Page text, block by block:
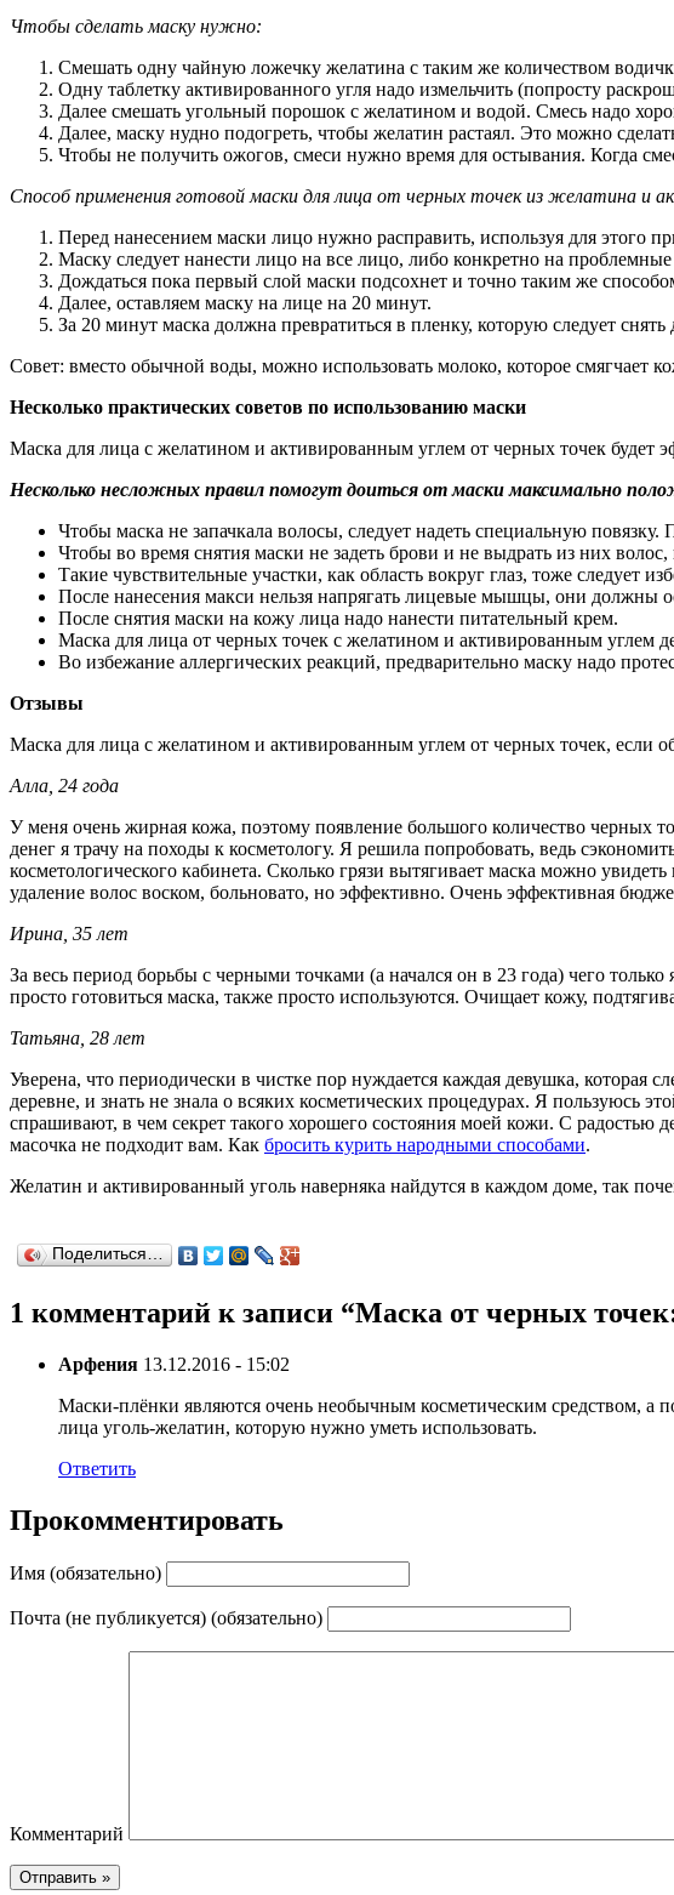
Чтобы сделать маску нужно:
Смешать одну чайную ложечку желатина с таким же количеством
Одну таблетку активированного угля надо измельчить (попросту
Далее смешать угольный порошок с желатином и водой. Смесь надо
Далее, маску нудно подогреть, чтобы желатин растаял. Это можно
Чтобы не получить ожогов, смеси нужно время для остывания. Когда
Способ применения готовой маски для лица от черных точек из желатина и
Перед нанесением маски лицо нужно расправить, используя для этого
Маску следует нанести лицо на все лицо, либо конкретно на
Дождаться пока первый слой маски подсохнет и точно таким же
Далее, оставляем маску на лице на 20 минут.
За 20 минут маска должна превратиться в пленку, которую следует
Совет: вместо обычной воды, можно использовать молоко, которое смягчает
Несколько практических советов по использованию маски
Маска для лица с желатином и активированным углем от черных точек будет
Несколько несложных правил помогут доиться от маски максимально
Чтобы маска не запачкала волосы, следует надеть специальную
Чтобы во время снятия маски не задеть брови и не выдрать из них волос,
Такие чувствительные участки, как область вокруг глаз, тоже следует
После нанесения макси нельзя напрягать лицевые мышцы, они должны
После снятия маски на кожу лица надо нанести питательный крем.
Маска для лица от черных точек с желатином и активированным углем
Во избежание аллергических реакций, предварительно маску надо
Отзывы
Маска для лица с желатином и активированным углем от черных точек, если
Алла, 24 года
У меня очень жирная кожа, поэтому появление большого количество черных
денег я трачу на походы к косметологу. Я решила попробовать, ведь
косметологического кабинета. Сколько грязи вытягивает маска можно
удаление волос воском, больновато, но эффективно. Очень эффективная
Ирина, 35 лет
За весь период борьбы с черными точками (а начался он в 23 года) чего
просто готовиться маска, также просто используются. Очищает кожу,
Татьяна, 28 лет
Уверена, что периодически в чистке пор нуждается каждая девушка, которая
деревне, и знать не знала о всяких косметических процедурах. Я пользуюсь
спрашивают, в чем секрет такого хорошего состояния моей кожи. С
масочка не подходит вам. Как бросить курить народными способами.
Желатин и активированный уголь наверняка найдутся в каждом доме, так
Поделиться…
1 комментарий к записи “Маска от черных
Арфения 13.12.2016 - 15:02
Маски-плёнки являются очень необычным косметическим средством, а
лица уголь-желатин, которую нужно уметь использовать.
Ответить
Прокомментировать
Имя (обязательно)
Почта (не публикуется) (обязательно)
Комментарий